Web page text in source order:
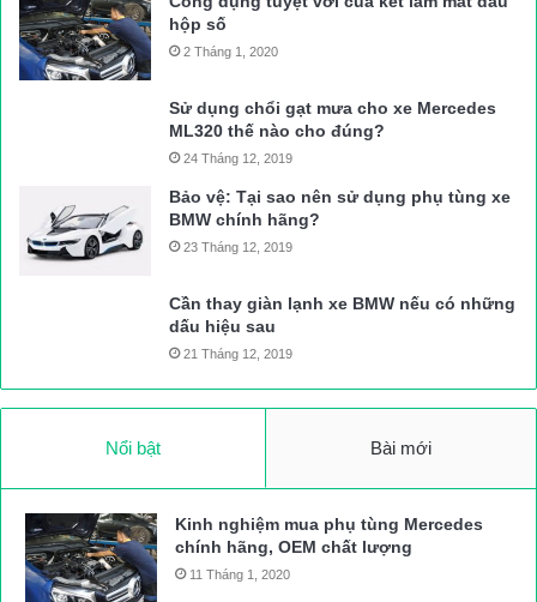
hộp số
2 Tháng 1, 2020
Sử dụng chổi gạt mưa cho xe Mercedes
ML320 thế nào cho đúng?
24 Tháng 12, 2019
Bảo vệ: Tại sao nên sử dụng phụ tùng xe
BMW chính hãng?
23 Tháng 12, 2019
Cần thay giàn lạnh xe BMW nếu có những
dấu hiệu sau
21 Tháng 12, 2019
Nổi bật Bài mới
Kinh nghiệm mua phụ tùng Mercedes
chính hãng, OEM chất lượng
11 Tháng 1, 2020